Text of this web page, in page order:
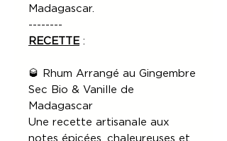
Madagascar.
--------
RECETTE :
🥃 Rhum Arrangé au Gingembre
Sec Bio & Vanille de
Madagascar
Une recette artisanale aux
notes épicées, chaleureuses et